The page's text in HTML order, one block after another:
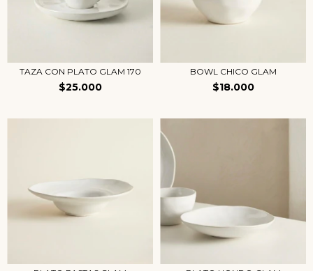
TAZA CON PLATO GLAM 170
$25.000
BOWL CHICO GLAM
$18.000